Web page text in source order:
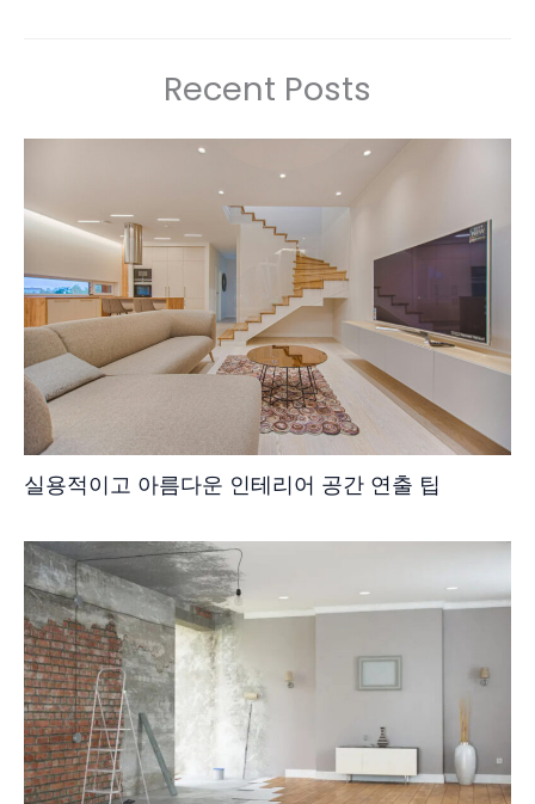
Recent Posts
실용적이고 아름다운 인테리어 공간 연출 팁